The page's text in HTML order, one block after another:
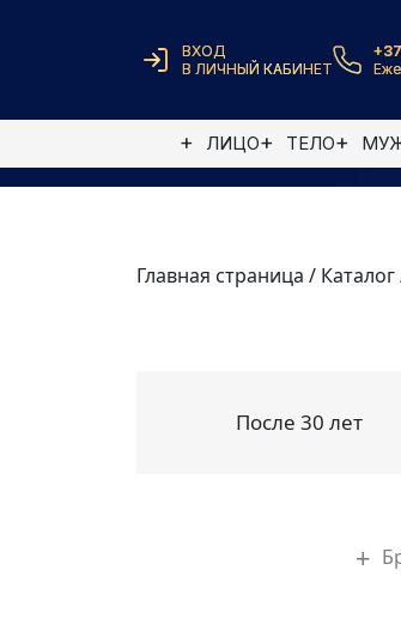
ВХОД
В ЛИЧНЫЙ КАБИНЕТ
ЛИЦО ТЕЛО
Главная страница / Каталог
После 30 лет